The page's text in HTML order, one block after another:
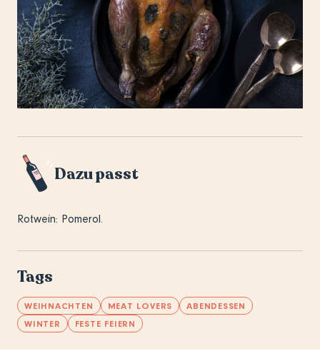
Dazu passt
Rotwein: Pomerol.
Tags
WEIHNACHTEN MEAT LOVERS
ABENDESSEN
WINTER
FESTE FEIERN